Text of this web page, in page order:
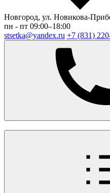
Новгород, ул. Новикова-
пн - пт 09:00–18:00
stsetka@yandex.ru +7 (831)